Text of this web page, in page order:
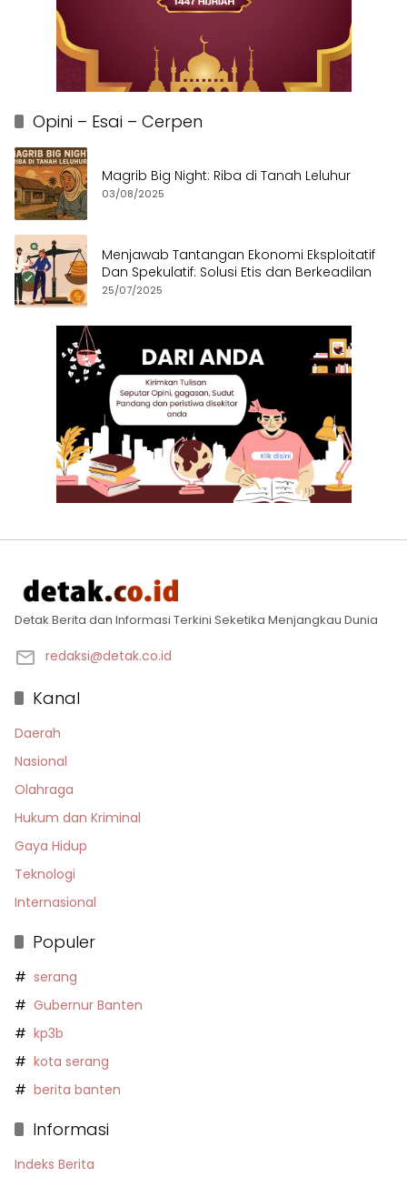
Opini – Esai – Cerpen
Magrib Big Night: Riba di Tanah Leluhur
03/08/2025
Menjawab Tantangan Ekonomi Eksploitatif
Dan Spekulatif: Solusi Etis dan Berkeadilan
25/07/2025
Detak Berita dan Informasi Terkini Seketika Menjangkau Dunia
redaksi@detak.co.id
Kanal
Daerah
Nasional
Olahraga
Hukum dan Kriminal
Gaya Hidup
Teknologi
Internasional
Populer
serang
Gubernur Banten
kp3b
kota serang
berita banten
Informasi
Indeks Berita